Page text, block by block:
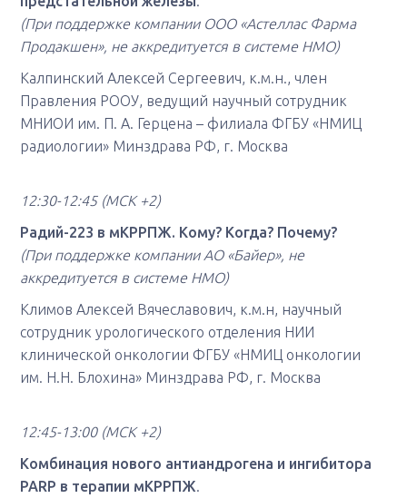
(При поддержке компании ООО «Астеллас Фарма
Продакшен», не аккредитуется в системе НМО)
Калпинский Алексей Сергеевич, к.м.н., член
Правления РООУ, ведущий научный сотрудник
МНИОИ им. П. А. Герцена – филиала ФГБУ «НМИЦ
радиологии» Минздрава РФ, г. Москва
12:30-12:45 (МСК +2)
Радий-223 в мКРРПЖ. Кому? Когда? Почему?
(При поддержке компании АО «Байер», не
аккредитуется в системе НМО)
Климов Алексей Вячеславович, к.м.н, научный
сотрудник урологического отделения НИИ
клинической онкологии ФГБУ «НМИЦ онкологии
им. Н.Н. Блохина» Минздрава РФ, г. Москва
12:45-13:00 (МСК +2)
Комбинация нового антиандрогена и ингибитора
PARP в терапии мКРРПЖ.